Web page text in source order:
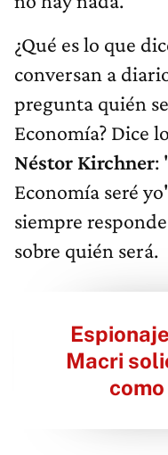
¿Qué es lo que
conversan a
pregunta quién
Economía? Dice
Néstor Kirchner:
Economía seré
siempre
sobre quién será.
Macri